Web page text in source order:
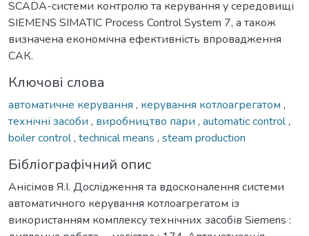
SCADA-системи контролю та керування у середовищі
SIEMENS SIMATIC Process Control System 7, а також
визначена економічна ефективність впровадження
САК.
Ключові слова
автоматичне керування , керування котлоагрегатом ,
технічні засоби , виробництво пари , automatic control,
boiler control, technical means , steam production
Бібліографічний опис
Анісімов Я.І. Дослідження та вдосконалення системи
автоматичного керування котлоагрегатом із
використанням комплексу технічних засобів Siemens :